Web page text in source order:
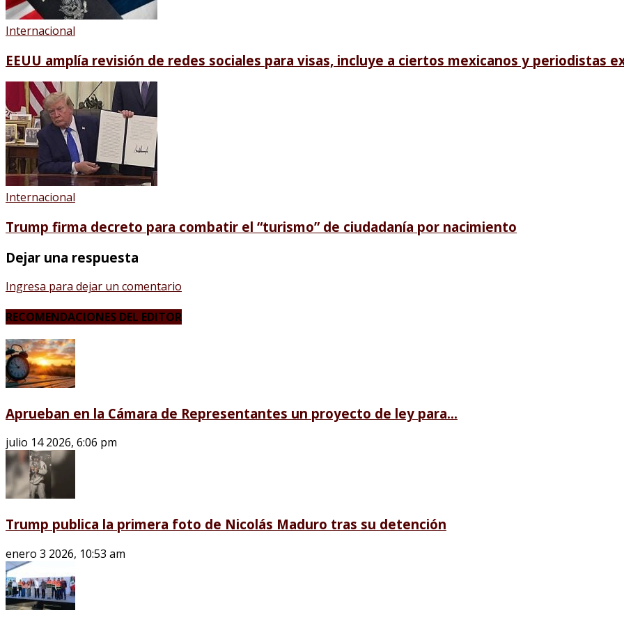
Internacional
EEUU amplía revisión de redes sociales para visas, incluye a ciertos mexicanos y periodistas
Internacional
Trump firma decreto para combatir el “turismo” de ciudadanía por nacimiento
Dejar una respuesta
Ingresa para dejar un comentario
RECOMENDACIONES DEL EDITOR
Aprueban en la Cámara de Representantes un proyecto de ley para...
julio 14 2026, 6:06 pm
Trump publica la primera foto de Nicolás Maduro tras su detención
enero 3 2026, 10:53 am